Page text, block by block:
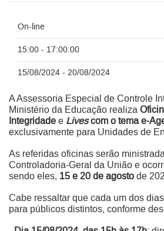
On-line
15:00 - 17:00:00
15/08/2024 - 20/08/2024
A Assessoria Especial de Controle
Ministério da Educação realiza
Integridade e Livescom o tema e-
exclusivamente para Unidades de
As referidas oficinas serão
Controladoria-Geral da União e
sendo eles, 15 e 20 de agosto de
Cabe ressaltar que cada um dos
para públicos distintos, conforme